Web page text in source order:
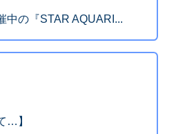
中の『STAR AQUARI...
…】